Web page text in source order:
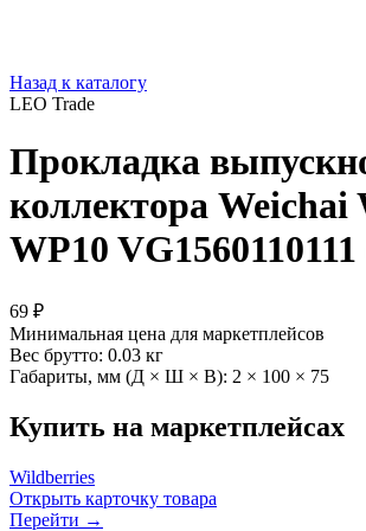
Назад к каталогу
LEO Trade
Прокладка
коллектора Weichai
WP10
69 ₽
Минимальная цена для маркетплейсов
Вес брутто: 0.03 кг
Габариты, мм (Д × Ш × В): 2 × 100 × 75
Купить на маркетплейсах
Wildberries
Открыть карточку товара
Перейти →